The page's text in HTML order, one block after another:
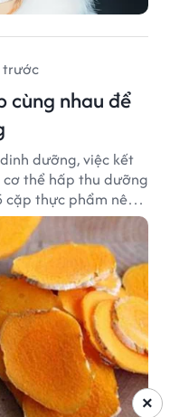
trước
cùng nhau để
dưỡng, việc kết
thể hấp thu dưỡng
cặp thực phẩm nên
dưỡng.
×